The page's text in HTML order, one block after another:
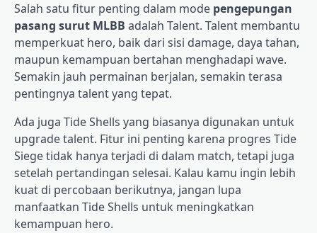
Salah satu fitur penting dalam mode pengepungan
pasang surut MLBB adalah Talent. Talent membantu
memperkuat hero, baik dari sisi damage, daya tahan,
maupun kemampuan bertahan menghadapi wave.
Semakin jauh permainan berjalan, semakin terasa
pentingnya talent yang tepat.
Ada juga Tide Shells yang biasanya digunakan untuk
upgrade talent. Fitur ini penting karena progres Tide
Siege tidak hanya terjadi di dalam match, tetapi juga
setelah pertandingan selesai. Kalau kamu ingin lebih
kuat di percobaan berikutnya, jangan lupa
manfaatkan Tide Shells untuk meningkatkan
kemampuan hero.